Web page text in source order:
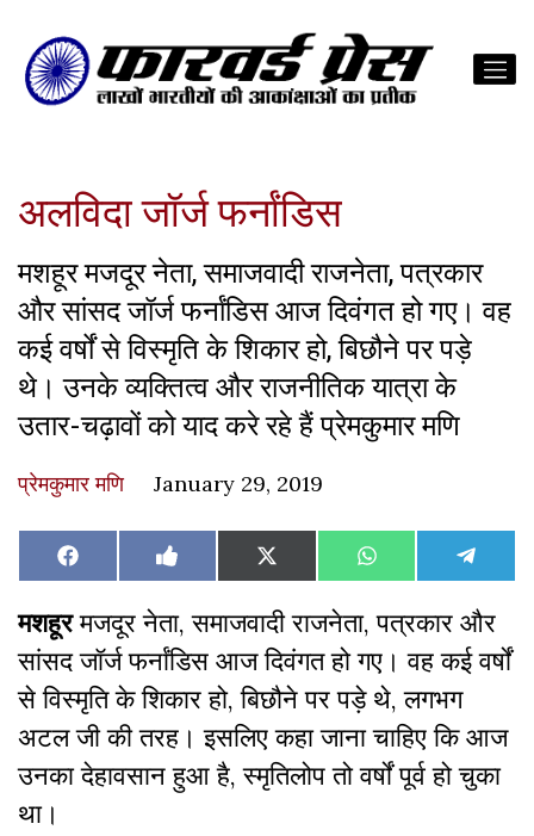
अलविदा जॉर्ज फर्नांडिस
मशहूर मजदूर नेता, समाजवादी राजनेता, पत्रकार
और सांसद जॉर्ज फर्नांडिस आज दिवंगत हो गए। वह
कई वर्षों से विस्मृति के शिकार हो, बिछौने पर पड़े
थे। उनके व्यक्तित्व और राजनीतिक यात्रा के
उतार-चढ़ावों को याद करे रहे हैं प्रेमकुमार मणि
प्रेमकुमार मणि January 29, 2019
Share
on
Facebook Share
on
Like
on
Share
on
X
(Twitter)
Share
on
WhatsAppShare
on
मशहूरमजदूर नेता, समाजवादी राजनेता, पत्रकार और
सांसद जॉर्ज फर्नांडिस आज दिवंगत हो गए। वह कई वर्षों
से विस्मृति के शिकार हो, बिछौने पर पड़े थे, लगभग
अटल जी की तरह। इसलिए कहा जाना चाहिए कि आज
उनका देहावसान हुआ है, स्मृतिलोप तो वर्षों पूर्व हो चुका
था।